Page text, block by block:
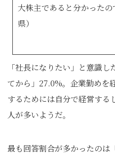
大株主であると分かった
県）
「社長になりたい」と意識
てから」27.0%。企業勤めを
するためには自分で経営する
人が多いようだ。
最も回答割合が多かったのは